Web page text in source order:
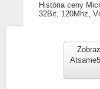
História ceny
32Bit, 120Mhz,